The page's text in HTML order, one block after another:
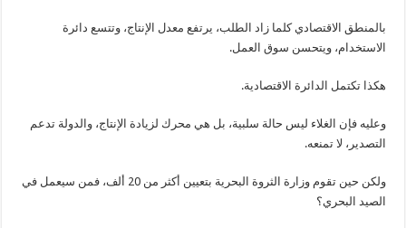
بالمنطق الاقتصادي كلما زاد الطلب، يرتفع معدل الإنتاج، وتتسع دائرة
الاستخدام، ويتحسن سوق العمل.
هكذا تكتمل الدائرة الاقتصادية.
وعليه فإن الغلاء ليس حالة سلبية، بل هي محرك لزيادة الإنتاج، والدولة تدعم
التصدير، لا تمنعه.
ولكن حين تقوم وزارة الثروة البحرية بتعيين أكثر من 20 ألف، فمن سيعمل في
الصيد البحري؟